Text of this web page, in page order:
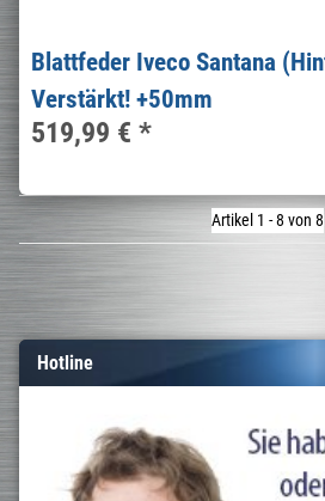
Blattfeder Iveco Santana
Verstärkt! +50mm
519,99 € *
Artikel 1 - 8 von 8
Hotline